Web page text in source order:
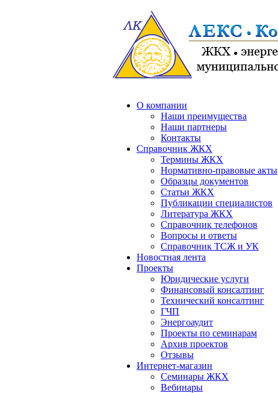
О компании
Наши преимущества
Наши партнеры
Контакты
Справочник ЖКХ
Термины ЖКХ
Нормативно-правовые акты
Образцы документов
Статьи ЖКХ
Публикации специалистов
Литература ЖКХ
Справочник телефонов
Вопросы и ответы
Справочник ТСЖ и УК
Новостная лента
Проекты
Юридические услуги
Финансовый консалтинг
Технический консалтинг
ГЧП
Энергоаудит
Проекты по семинарам
Архив проектов
Отзывы
Интернет-магазин
Семинары ЖКХ
Вебинары